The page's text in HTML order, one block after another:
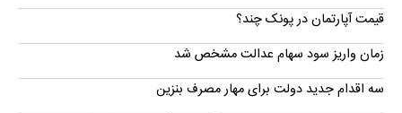
قیمت آپارتمان در پونک چند؟
زمان واریز سود سهام عدالت مشخص شد
سه اقدام جدید دولت برای مهار مصرف بنزین